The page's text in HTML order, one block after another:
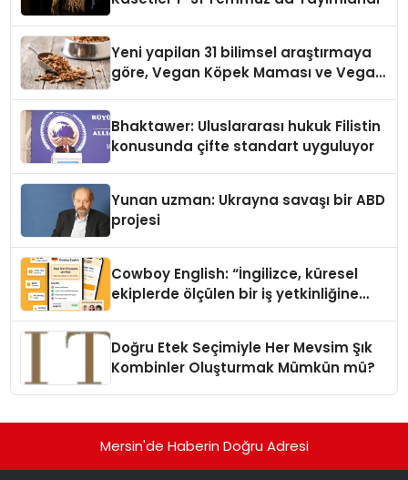
Yeni yapilan 31 bilimsel araştırmaya
göre, Vegan Köpek Maması ve Vegan
Bhaktawer: Uluslararası hukuk Filistin
konusunda çifte standart uyguluyor
Yunan uzman: Ukrayna savaşı bir ABD
projesi
Cowboy English: “İngilizce, küresel
ekiplerde ölçülen bir iş yetkinliğine
Doğru Etek Seçimiyle Her Mevsim Şık
Kombinler Oluşturmak Mümkün mü?
Mersin'de Haberin Doğru Adresi